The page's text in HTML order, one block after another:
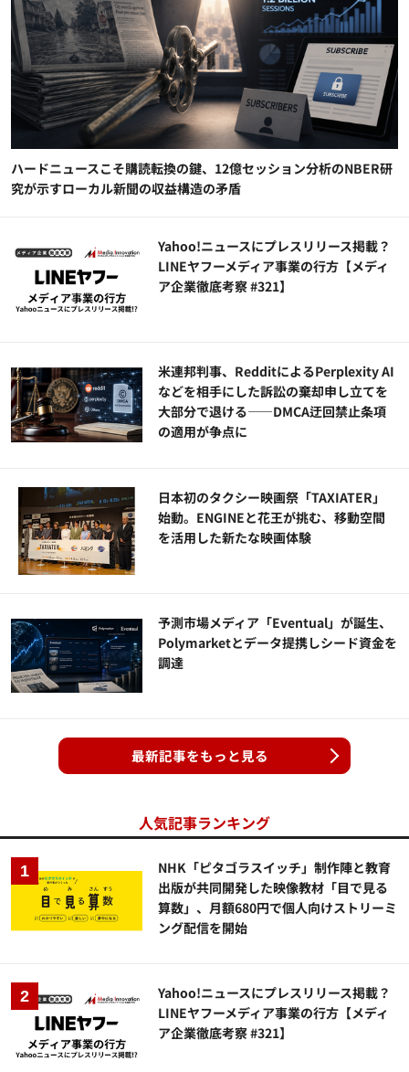
ハードニュースこそ購読転換の鍵、12億セッション分析のNBER研
究が示すローカル新聞の収益構造の矛盾
Yahoo!ニュースにプレスリリース掲載？
LINEヤフーメディア事業の行方【メディ
ア企業徹底考察 #321】
米連邦判事、RedditによるPerplexity AI
などを相手にした訴訟の棄却申し立てを
大部分で退ける——DMCA迂回禁止条項
の適用が争点に
日本初のタクシー映画祭「TAXIATER」
始動。ENGINEと花王が挑む、移動空間
を活用した新たな映画体験
予測市場メディア「Eventual」が誕生、
Polymarketとデータ提携しシード資金を
調達
最新記事をもっと見る
人気記事ランキング
NHK「ピタゴラスイッチ」制作陣と教育
出版が共同開発した映像教材「目で見る
算数」、月額680円で個人向けストリーミ
ング配信を開始
Yahoo!ニュースにプレスリリース掲載？
LINEヤフーメディア事業の行方【メディ
ア企業徹底考察 #321】